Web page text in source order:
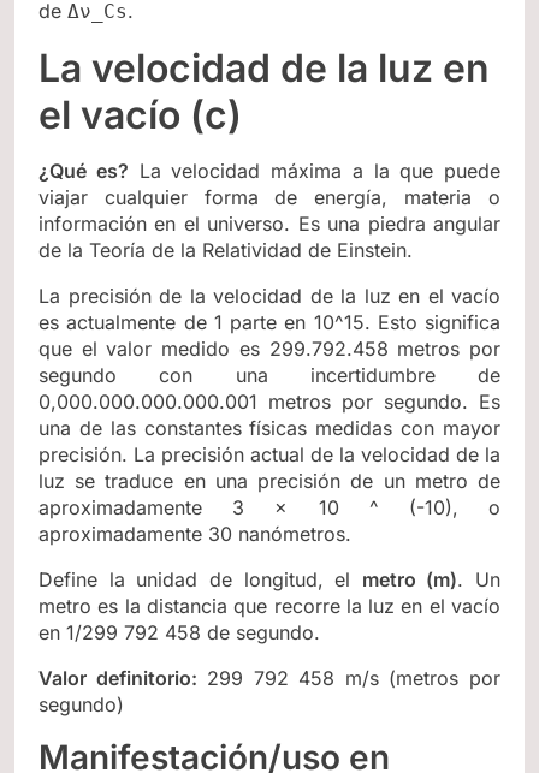
de Δν_Cs.
La velocidad de la luz en
el vacío (c)
¿Qué es? La velocidad máxima a la que puede
viajar cualquier forma de energía, materia o
información en el universo. Es una piedra angular
de la Teoría de la Relatividad de Einstein.
La precisión de la velocidad de la luz en el vacío
es actualmente de 1 parte en 10^15. Esto significa
que el valor medido es 299.792.458 metros por
segundo con una incertidumbre de
0,000.000.000.000.001 metros por segundo. Es
una de las constantes físicas medidas con mayor
precisión. La precisión actual de la velocidad de la
luz se traduce en una precisión de un metro de
aproximadamente 3 × 10 ^ (-10), o
aproximadamente 30 nanómetros.
Define la unidad de longitud, el metro (m). Un
metro es la distancia que recorre la luz en el vacío
en 1/299 792 458 de segundo.
Valor definitorio: 299 792 458 m/s (metros por
segundo)
Manifestación/uso en